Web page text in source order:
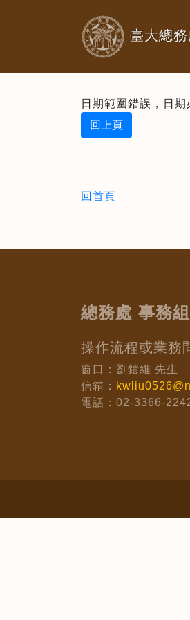
臺大總
日期範圍錯誤，日
回上頁
回首頁
總務處 事務組
操作流程或業務
窗口：劉鎧維 先生
信箱：
電話：02-3366-